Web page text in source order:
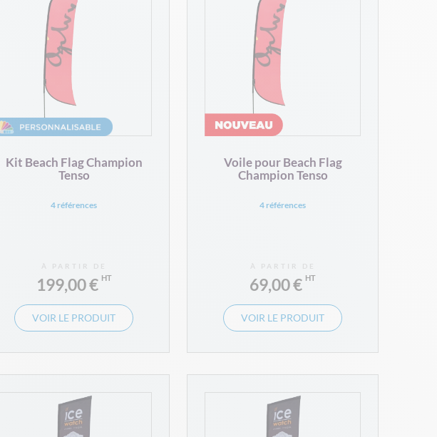
Kit Beach Flag Champion
Tenso
4 références
À PARTIR DE
199,00 €
VOIR LE PRODUIT
Voile pour Beach Flag
Champion Tenso
4 références
À PARTIR DE
69,00 €
VOIR LE PRODUIT